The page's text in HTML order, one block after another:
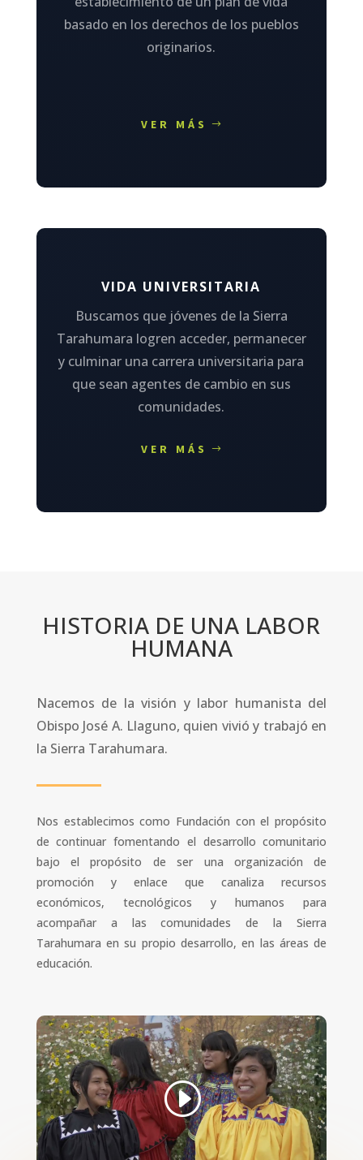
basado en los derechos de los pueblos
originarios.
VER MÁS
VIDA UNIVERSITARIA
Buscamos que jóvenes de la Sierra
Tarahumara logren acceder, permanecer
y culminar una carrera universitaria para
que sean agentes de cambio en sus
comunidades.
VER MÁS
HISTORIA DE UNA LABOR
HUMANA
Nacemos de la visión y labor humanista del
Obispo José A. Llaguno, quien vivió y trabajó en
la Sierra Tarahumara.
Nos establecimos como Fundación con el propósito
de continuar fomentando el desarrollo comunitario
bajo el propósito de ser una organización de
promoción y enlace que canaliza recursos
económicos, tecnológicos y humanos para
acompañar a las comunidades de la Sierra
Tarahumara en su propio desarrollo, en las áreas de
educación.